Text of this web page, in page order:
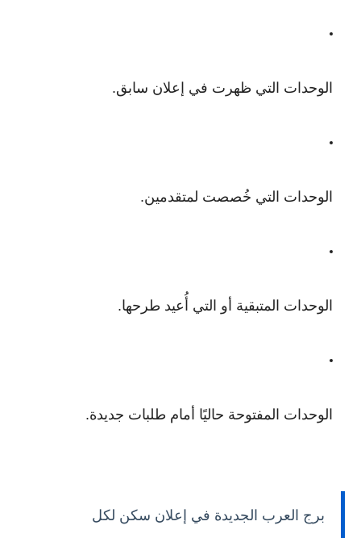
الوحدات التي ظهرت في إعلان سابق.
الوحدات التي خُصصت لمتقدمين.
الوحدات المتبقية أو التي أُعيد طرحها.
الوحدات المفتوحة حاليًا أمام طلبات جديدة.
برج العرب الجديدة في إعلان سكن لكل